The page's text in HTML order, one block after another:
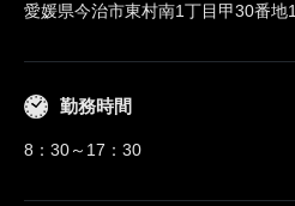
愛媛県今治市東村南1丁目甲30番地1
勤務時間
8：30～17：30